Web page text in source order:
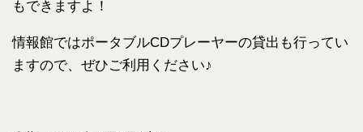
もできますよ！
情報館ではポータブルCDプレーヤーの貸出も行ってい
ますので、ぜひご利用ください♪